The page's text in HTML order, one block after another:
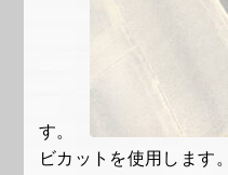
す。
ビカットを使用します